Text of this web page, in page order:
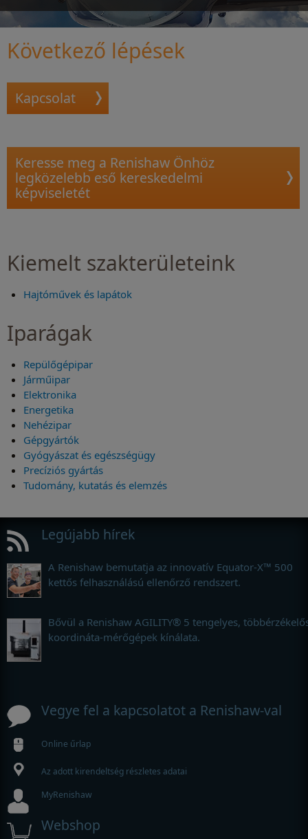
Következő lépések
Kapcsolat
Keresse meg a Renishaw Önhöz
legközelebb eső kereskedelmi
képviseletét
Kiemelt szakterületeink
Hajtóművek és lapátok
Iparágak
Repülőgépipar
Járműipar
Elektronika
Energetika
Nehézipar
Gépgyártók
Gyógyászat és egészségügy
Precíziós gyártás
Tudomány, kutatás és elemzés
Legújabb hírek
A Renishaw bemutatja az innovatív Equator-X™ 500
kettős felhasználású ellenőrző rendszert.
Bővül a Renishaw AGILITY® 5 tengelyes,
koordináta-mérőgépek kínálata.
Vegye fel a kapcsolatot a Renishaw-val
Online űrlap
Az adott kirendeltség részletes adatai
MyRenishaw
Webshop